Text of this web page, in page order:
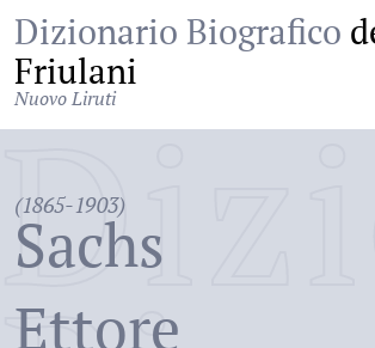
Dizionario Biografico
Friulani
Nuovo Liruti
(1865-1903)
Sachs
Ettore